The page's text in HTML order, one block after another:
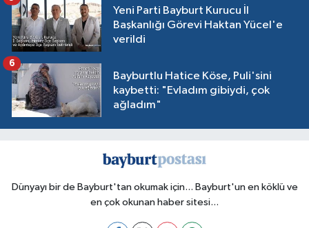
Yeni Parti Bayburt Kurucu İl
Başkanlığı Görevi Haktan Yücel'e
verildi
Bayburtlu Hatice Köse, Puli'sini
kaybetti: "Evladım gibiydi, çok
ağladım"
6
Dünyayı bir de Bayburt'tan okumak için... Bayburt'un en köklü ve
en çok okunan haber sitesi...